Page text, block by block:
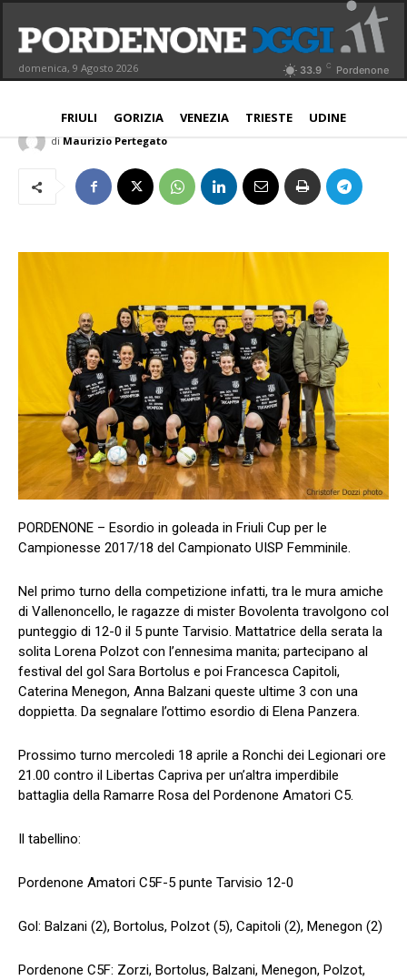
domenica, 9 Agosto 2026 33.9 C Pordenone
FRIULI GORIZIA VENEZIA TRIESTE UDINE
Amatori Pn, goleada in Friuli Cup per
Ramarre rosa
PORDENONE
di Maurizio Pertegato
PORDENONE – Esordio in goleada in Friuli Cup per le
Campionesse 2017/18 del Campionato UISP Femminile.
Nel primo turno della competizione infatti, tra le mura amiche
di Vallenoncello, le ragazze di mister Bovolenta travolgono col
punteggio di 12-0 il 5 punte Tarvisio. Mattatrice della serata la
solita Lorena Polzot con l’ennesima manita; partecipano al
festival del gol Sara Bortolus e poi Francesca Capitoli,
Caterina Menegon, Anna Balzani queste ultime 3 con una
doppietta. Da segnalare l’ottimo esordio di Elena Panzera.
Prossimo turno mercoledi 18 aprile a Ronchi dei Legionari ore
21.00 contro il Libertas Capriva per un’altra imperdibile
battaglia della Ramarre Rosa del Pordenone Amatori C5.
Il tabellino:
Pordenone Amatori C5F-5 punte Tarvisio 12-0
Gol: Balzani (2), Bortolus, Polzot (5), Capitoli (2), Menegon (2)
Pordenone C5F: Zorzi, Bortolus, Balzani, Menegon, Polzot,